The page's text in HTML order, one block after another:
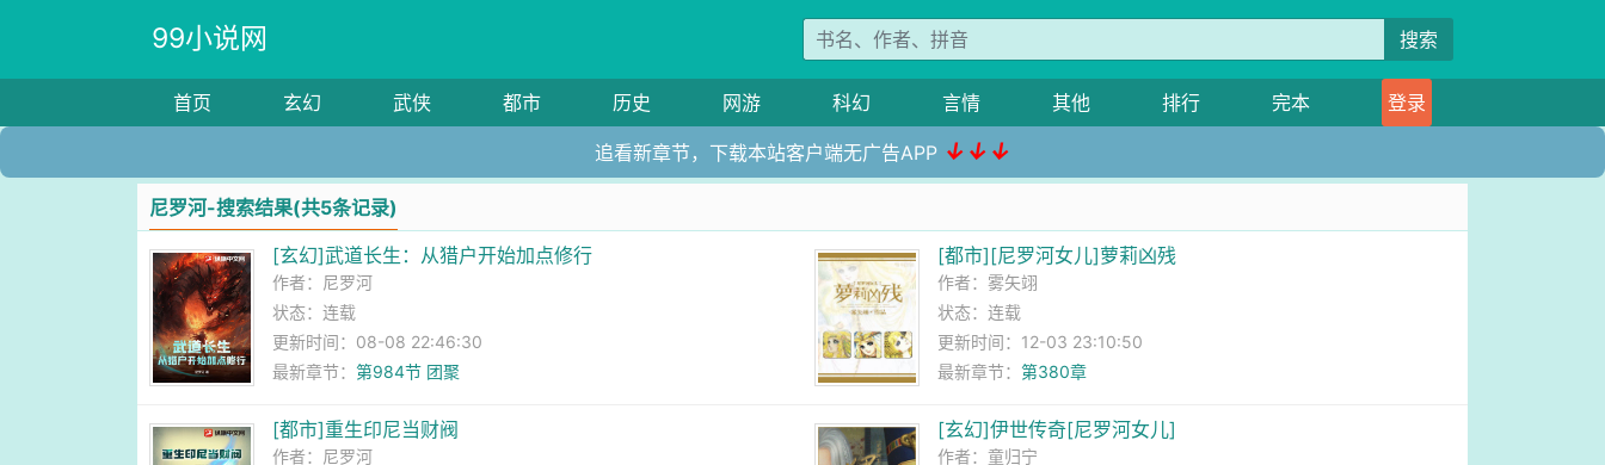
99小说网 搜索
首页 玄幻 武侠 都市 历史 网游 科幻 言情 其他 排行 完本 登录
追看新章节，下载本站客户端无广告APP ↓↓↓
尼罗河-搜索结果(共5条记录)
[玄幻]武道长生：从猎户开始加点修行
作者： 尼罗河
状态：连载
更新时间：08-08 22:46:30
最新章节：第984节 团聚
[都市][尼罗河女儿]萝莉凶残
作者： 雾矢翊
状态：连载
更新时间：12-03 23:10:50
最新章节： 第380章
[都市]重生印尼当财阀
作者： 尼罗河
[玄幻]伊世传奇[尼罗河女儿]
作者： 童归宁